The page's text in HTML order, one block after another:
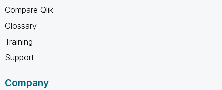
Compare Qlik
Glossary
Training
Support
Company